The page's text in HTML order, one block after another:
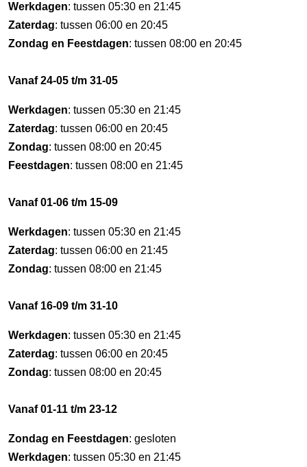
Werkdagen: tussen 05:30 en 21:45
Zaterdag: tussen 06:00 en 20:45
Zondag en Feestdagen: tussen 08:00 en 20:45
Vanaf 24-05 t/m 31-05
Werkdagen: tussen 05:30 en 21:45
Zaterdag: tussen 06:00 en 20:45
Zondag: tussen 08:00 en 20:45
Feestdagen: tussen 08:00 en 21:45
Vanaf 01-06 t/m 15-09
Werkdagen: tussen 05:30 en 21:45
Zaterdag: tussen 06:00 en 21:45
Zondag: tussen 08:00 en 21:45
Vanaf 16-09 t/m 31-10
Werkdagen: tussen 05:30 en 21:45
Zaterdag: tussen 06:00 en 20:45
Zondag: tussen 08:00 en 20:45
Vanaf 01-11 t/m 23-12
Zondag en Feestdagen: gesloten
Werkdagen: tussen 05:30 en 21:45